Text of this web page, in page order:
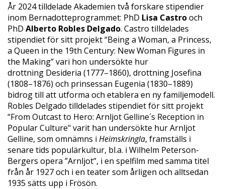
År 2024 tilldelade Akademien två forskare stipendier
inom Bernadotteprogrammet: PhD Lisa Castrooch
PhD Alberto Robles Delgado. Castro tilldelades
stipendiet för sitt projekt “Being a Woman, a Princess,
a Queen in the 19th Century: New Woman Figures in
the Making” vari hon undersökte hur
drottning Desideria (1777–1860), drottning Josefina
(1808–1876) och prinsessan Eugenia (1830–1889)
bidrog till att utforma och etablera en ny familjemodell.
Robles Delgado tilldelades stipendiet för sitt projekt
“From Outcast to Hero: Arnljot Gelline´s Reception in
Popular Culture" varit han undersökte hur Arnljot
Gelline, som omnämns i Heimskringla, framställs i
senare tids populärkultur, bl.a. i Wilhelm Peterson-
Bergers opera ”Arnljot”, i en spelfilm med samma titel
från år 1927 och i en teater som årligen och alltsedan
1935 sätts upp i Frösön.